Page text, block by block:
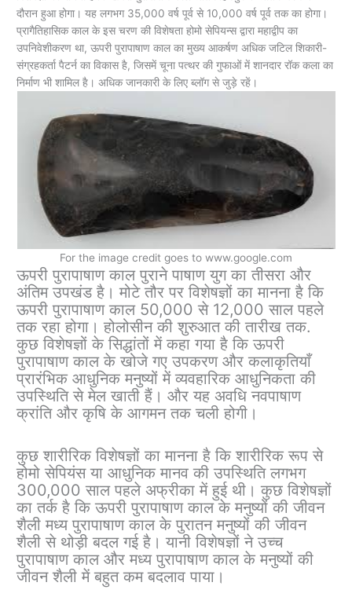
दौरान हुआ होगा। यह लगभग 35,000 वर्ष पूर्व से 10,000 वर्ष पूर्व तक का होगा।
प्रागैतिहासिक काल के इस चरण की विशेषता होमो सेपियन्स द्वारा महाद्वीप का
उपनिवेशीकरण था, ऊपरी पुरापाषाण काल ​​का मुख्य आकर्षण अधिक जटिल शिकारी-
संग्रहकर्ता पैटर्न का विकास है, जिसमें चूना पत्थर की गुफाओं में शानदार रॉक कला का
निर्माण भी शामिल है। अधिक जानकारी के लिए ब्लॉग से जुड़े रहें।
For the image credit goes to www.google.com
ऊपरी पुरापाषाण काल ​​पुराने पाषाण युग का तीसरा और
अंतिम उपखंड है। मोटे तौर पर विशेषज्ञों का मानना ​​है कि
ऊपरी पुरापाषाण काल ​​50,000 से 12,000 साल पहले
तक रहा होगा। होलोसीन की शुरुआत की तारीख तक.
कुछ विशेषज्ञों के सिद्धांतों में कहा गया है कि ऊपरी
पुरापाषाण काल ​​के खोजे गए उपकरण और कलाकृतियाँ
प्रारंभिक आधुनिक मनुष्यों में व्यवहारिक आधुनिकता की
उपस्थिति से मेल खाती हैं। और यह अवधि नवपाषाण
क्रांति और कृषि के आगमन तक चली होगी।
कुछ शारीरिक विशेषज्ञों का मानना ​​है कि शारीरिक रूप से
होमो सेपियंस या आधुनिक मानव की उपस्थिति लगभग
300,000 साल पहले अफ्रीका में हुई थी। कुछ विशेषज्ञों
का तर्क है कि ऊपरी पुरापाषाण काल ​​के मनुष्यों की जीवन
शैली मध्य पुरापाषाण काल ​​के पुरातन मनुष्यों की जीवन
शैली से थोड़ी बदल गई है। यानी विशेषज्ञों ने उच्च
पुरापाषाण काल ​​और मध्य पुरापाषाण काल ​​के मनुष्यों की
जीवन शैली में बहुत कम बदलाव पाया।